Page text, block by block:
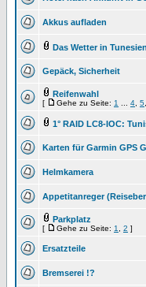
Akkus aufladen
Das Wetter in Tunesien
Gepäck, Sicherheit
Reifenwahl
[ Gehe zu Seite: 1 4 5
1° RAID LC8-IOC:
Karten für Garmin GPS
Helmkamera
Appetitanreger
Parkplatz
[ Gehe zu Seite: 1 2 ]
Ersatzteile
Bremserei !?